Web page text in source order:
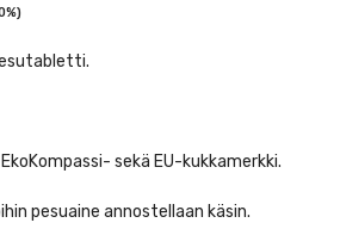
sekä EU-kukkamerkki.
pesuaine annostellaan käsin.